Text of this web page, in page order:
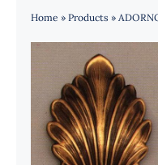
INICIO
QUIÉNES SOMOS
CATÁLOGO
NOTICIAS
Home » Products »